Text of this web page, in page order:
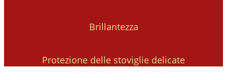
Brillantezza
Protezione delle stoviglie delicate